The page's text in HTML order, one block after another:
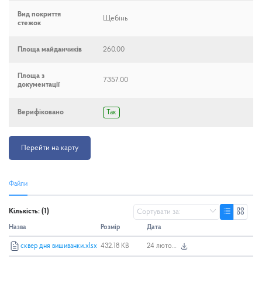
Вид покриття
стежок
Щебінь
Площа майданчиків 260.00
Площа з
документації
7357.00
Верифіковано Так
Перейти на карту
Файли
Кількість: (1)
Назва Розмір Дата
сквер дня вишиванки.xlsx 432.18 KB 24 лютого 2025 р., 12:07